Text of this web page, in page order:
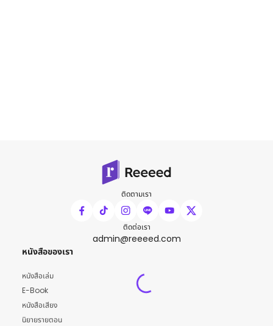
ติดตามเรา
ติดต่อเรา
admin@reeeed.com
หนังสือของเรา
หนังสือเล่ม
E-Book
หนังสือเสียง
นิยายรายตอน